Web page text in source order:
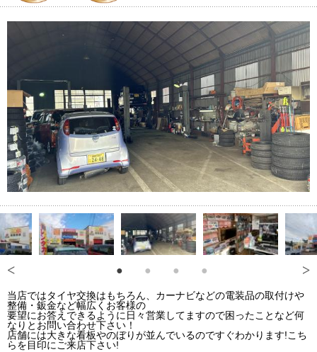
当店ではタイヤ交換はもちろん、カーナビなどの電装品の取付けや
整備・鈑金など幅広くお客様の
要望にお答えできるように日々営業してますので困ったことなど何
なりとお問い合わせ下さい！
店舗には大きな看板やのぼりが並んでいるのですぐわかります!こち
らを目印にご来店下さい!